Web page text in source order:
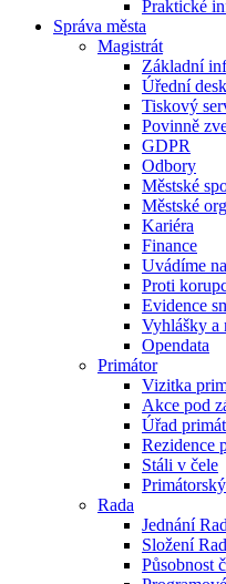
Praktické
Správa města
Magistrát
Základní
Úřední
Tiskový
Povinně
GDPR
Odbory
Městské
Městské
Kariéra
Finance
Uvádíme
Proti
Evidence
Vyhlášky a
Opendata
Primátor
Vizitka
Akce pod
Úřad
Rezidence
Stáli v čele
Rada
Jednání
Složení
Působnost